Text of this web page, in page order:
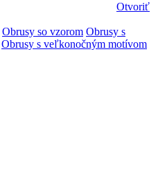
Otvoriť
Obrusy so vzorom Obrusy s
Obrusy s veľkonočným motívom